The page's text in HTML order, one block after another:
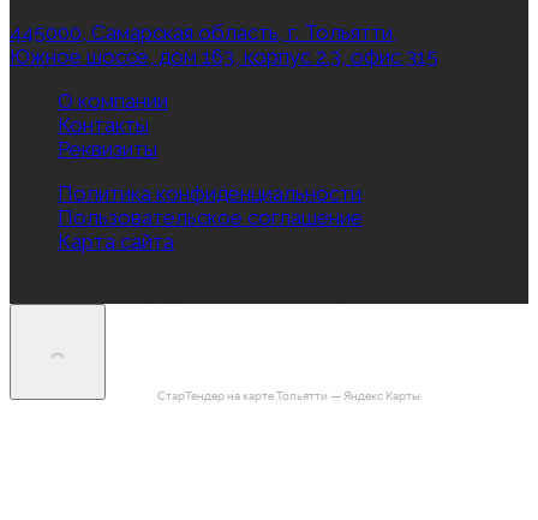
СтарТендер на карте Тольятти — Яндекс Карты
445000, Самарская область, г. Тольятти,
Южное шоссе, дом 163, корпус 2.3, офис 315
О компании
Контакты
Реквизиты
Политика конфиденциальности
Пользовательское соглашение
Карта сайта